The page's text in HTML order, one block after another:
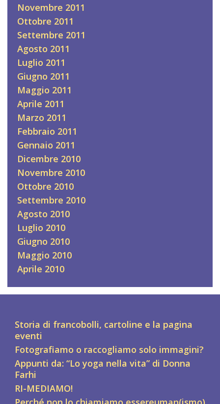
Novembre 2011
Ottobre 2011
Settembre 2011
Agosto 2011
Luglio 2011
Giugno 2011
Maggio 2011
Aprile 2011
Marzo 2011
Febbraio 2011
Gennaio 2011
Dicembre 2010
Novembre 2010
Ottobre 2010
Settembre 2010
Agosto 2010
Luglio 2010
Giugno 2010
Maggio 2010
Aprile 2010
Storia di francobolli, cartoline e la pagina
eventi
Fotografiamo o raccogliamo solo immagini?
Appunti da: “Lo yoga nella vita” di Donna
Farhi
RI-MEDIAMO!